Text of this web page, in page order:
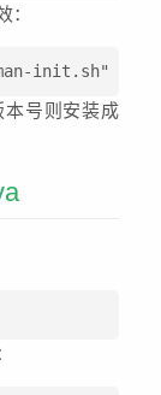
：
init.sh"
本号则安装成